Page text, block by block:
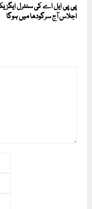
پی پی ایل اے کی سنٹرل
اجلاس آج سرگودھا میں ہوگا